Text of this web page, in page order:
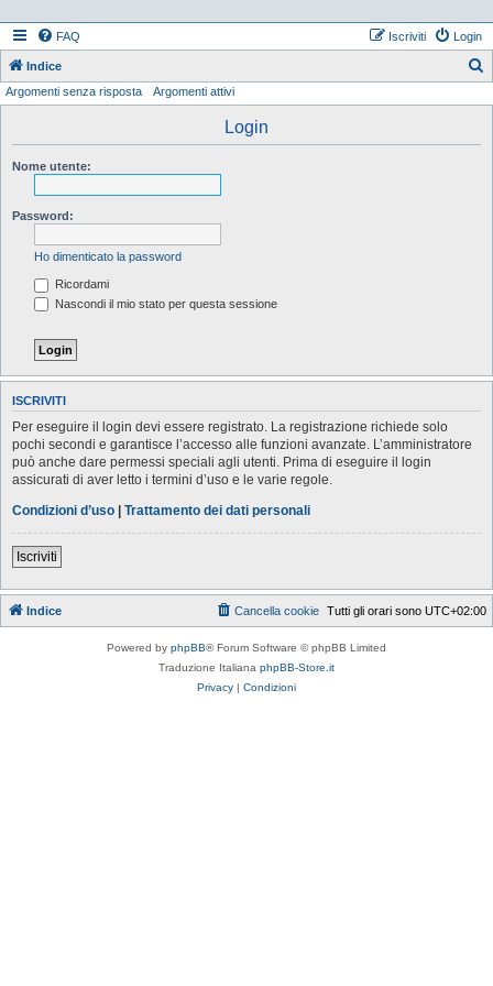
FAQ Login
Iscriviti
Indice
Argomenti senza risposta Argomenti attivi
Login
Nome utente:
Password:
Ho dimenticato la password
Ricordami
Nascondi il mio stato per questa sessione
ISCRIVITI
Per eseguire il login devi essere registrato. La registrazione richiede solo
pochi secondi e garantisce l’accesso alle funzioni avanzate. L’amministratore
può anche dare permessi speciali agli utenti. Prima di eseguire il login
assicurati di aver letto i termini d’uso e le varie regole.
Condizioni d’uso | Trattamento dei dati personali
Iscriviti
Indice Tutti gli orari sono UTC+02:00
Cancella cookie
Powered by phpBB® Forum Software © phpBB Limited
Traduzione Italiana phpBB-Store.it
Privacy | Condizioni